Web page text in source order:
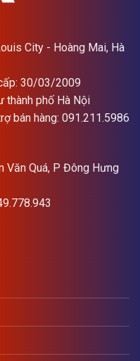
City - Hoàng Mai, Hà
30/03/2009
thành phố Hà Nội
bán hàng: 091.211.5986
Văn Quá, P Đông Hưng